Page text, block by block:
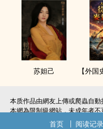
苏妲己
本质作品由網友上傳或爬蟲自動
本網為限制級網站，未成年者不
如無意中侵犯了您的權利，敬
首页 阅读记录